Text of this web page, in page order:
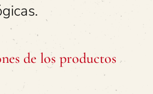
de los productos